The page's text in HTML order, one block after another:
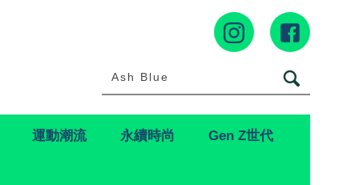
運動潮流 永續時尚 Gen Z世代